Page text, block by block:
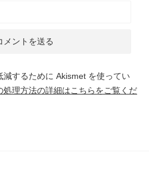
減するために Akismet を使ってい
処理方法の詳細はこちらをご覧くだ